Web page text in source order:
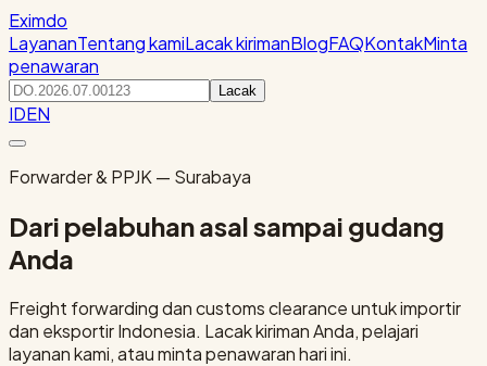
Eximdo
LayananTentang kamiLacak kirimanBlogFAQKontakMinta
penawaran
Lacak
IDEN
Forwarder & PPJK — Surabaya
Dari pelabuhan asal sampai gudang
Anda
Freight forwarding dan customs clearance untuk importir
dan eksportir Indonesia. Lacak kiriman Anda, pelajari
layanan kami, atau minta penawaran hari ini.